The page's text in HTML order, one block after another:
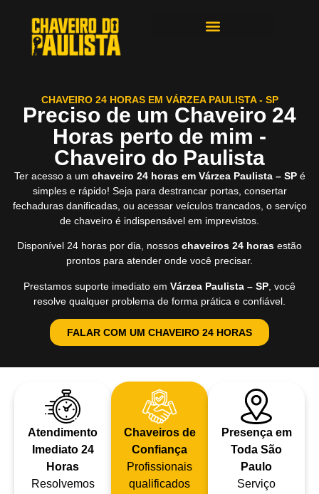
CHAVEIRO 24 HORAS EM VÁRZEA PAULISTA - SP
Preciso de um Chaveiro 24
Horas perto de mim -
Chaveiro do Paulista
Ter acesso a um chaveiro 24 horas em Várzea Paulista – SPé
simples e rápido! Seja para destrancar portas, consertar
fechaduras danificadas, ou acessar veículos trancados, o serviço
de chaveiro é indispensável em imprevistos.
Disponível 24 horas por dia, nossos chaveiros 24 horas estão
prontos para atender onde você precisar.
Prestamos suporte imediato em Várzea Paulista – SP , você
resolve qualquer problema de forma prática e confiável.
FALAR COM UM CHAVEIRO 24 HORAS
Atendimento
Imediato 24
Horas
Resolvemos
Chaveiros de
Confiança
Profissionais
qualificados
Presença em
Toda São
Paulo
Serviço